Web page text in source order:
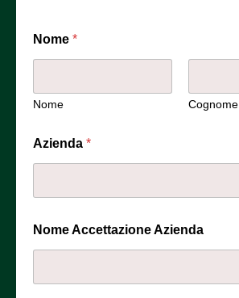
Nome *
Nome Cognome
Azienda *
Nome Accettazione Azienda